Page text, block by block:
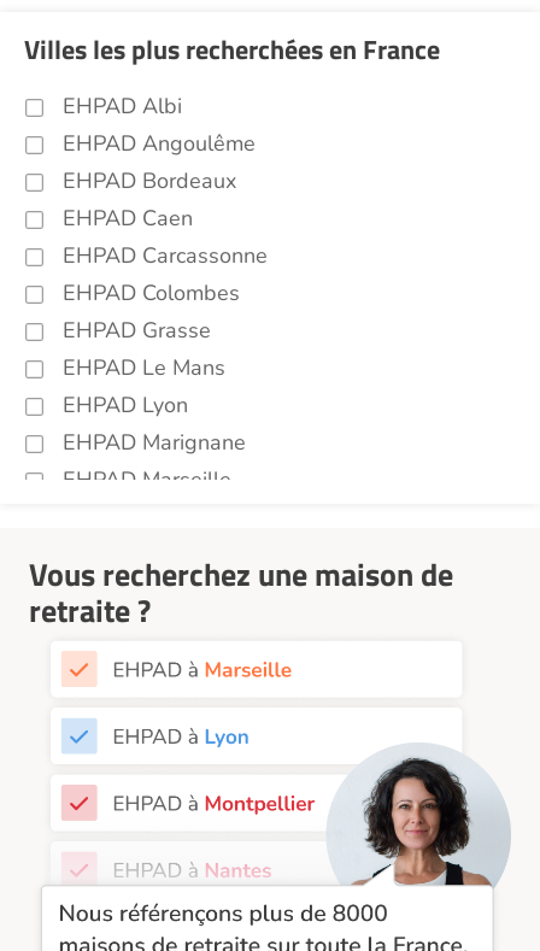
Villes les plus recherchées en France
EHPAD Albi
EHPAD Angoulême
EHPAD Bordeaux
EHPAD Caen
EHPAD Carcassonne
EHPAD Colombes
EHPAD Grasse
EHPAD Le Mans
EHPAD Lyon
EHPAD Marignane
EHPAD Marseille
EHPAD Nice
EHPAD Paris
EHPAD Royan
EHPAD Toulouse
EHPAD Tours
EHPAD Troyes
Recherche par ville
Vous recherchez une maison de
retraite ?